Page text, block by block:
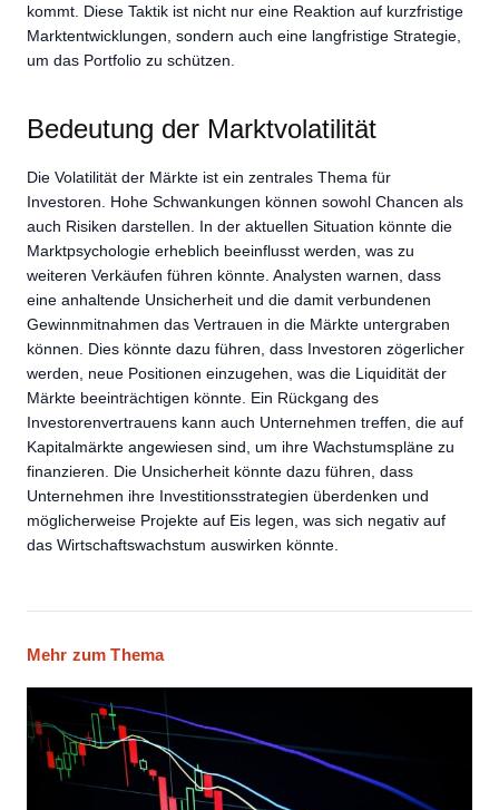
kommt. Diese Taktik ist nicht nur eine Reaktion auf kurzfristige
Marktentwicklungen, sondern auch eine langfristige Strategie,
um das Portfolio zu schützen.
Bedeutung der Marktvolatilität
Die Volatilität der Märkte ist ein zentrales Thema für
Investoren. Hohe Schwankungen können sowohl Chancen als
auch Risiken darstellen. In der aktuellen Situation könnte die
Marktpsychologie erheblich beeinflusst werden, was zu
weiteren Verkäufen führen könnte. Analysten warnen, dass
eine anhaltende Unsicherheit und die damit verbundenen
Gewinnmitnahmen das Vertrauen in die Märkte untergraben
können. Dies könnte dazu führen, dass Investoren zögerlicher
werden, neue Positionen einzugehen, was die Liquidität der
Märkte beeinträchtigen könnte. Ein Rückgang des
Investorenvertrauens kann auch Unternehmen treffen, die auf
Kapitalmärkte angewiesen sind, um ihre Wachstumspläne zu
finanzieren. Die Unsicherheit könnte dazu führen, dass
Unternehmen ihre Investitionsstrategien überdenken und
möglicherweise Projekte auf Eis legen, was sich negativ auf
das Wirtschaftswachstum auswirken könnte.
Mehr zum Thema